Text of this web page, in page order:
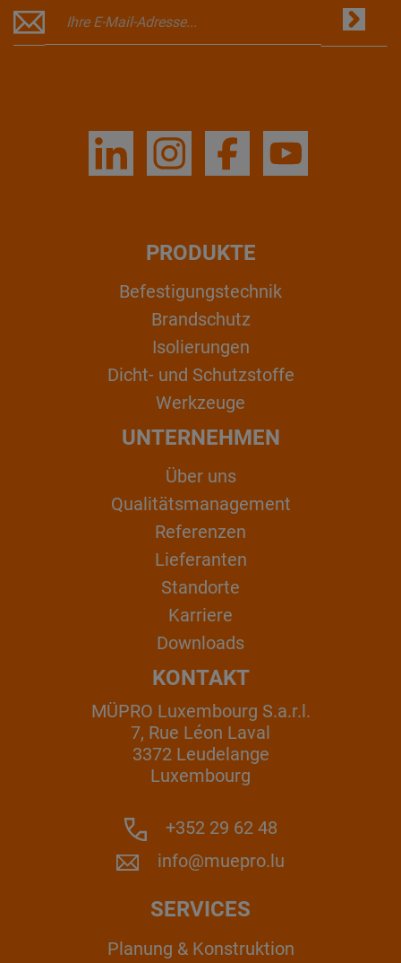
PRODUKTE
Befestigungstechnik
Brandschutz
Isolierungen
Dicht- und Schutzstoffe
Werkzeuge
UNTERNEHMEN
Über uns
Qualitätsmanagement
Referenzen
Lieferanten
Standorte
Karriere
Downloads
KONTAKT
MÜPRO Luxembourg S.a.r.l.
7, Rue Léon Laval
3372 Leudelange
Luxembourg
+352 29 62 48
info@muepro.lu
SERVICES
Planung & Konstruktion